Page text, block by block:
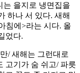
는 을지로 냉면집을
하나 서 있다. 새해
침에>라는 시다. 올
었다.
/ 새해는 그런대로
고기가 숨 쉬고/ 파릇